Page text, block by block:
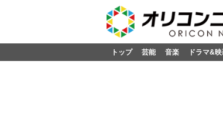
トップ 芸能 音楽 ドラマ&